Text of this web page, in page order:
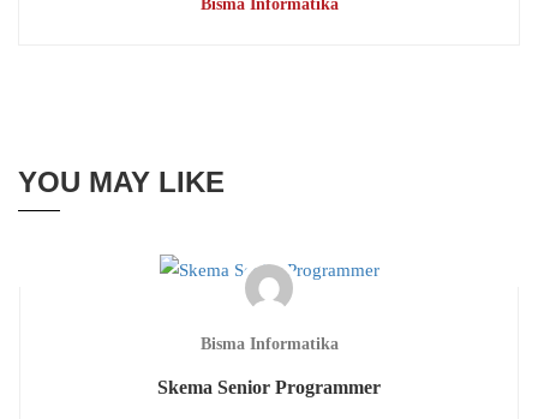
YOU MAY LIKE
Bisma Informatika
Skema Senior Programmer